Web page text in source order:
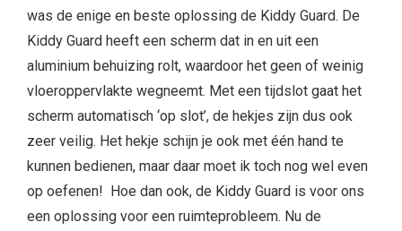
was de enige en beste oplossing de Kiddy Guard. De
Kiddy Guard heeft een scherm dat in en uit een
aluminium behuizing rolt, waardoor het geen of weinig
vloeroppervlakte wegneemt. Met een tijdslot gaat het
scherm automatisch ‘op slot’, de hekjes zijn dus ook
zeer veilig. Het hekje schijn je ook met één hand te
kunnen bedienen, maar daar moet ik toch nog wel even
op oefenen! Hoe dan ook, de Kiddy Guard is voor ons
een oplossing voor een ruimteprobleem. Nu de